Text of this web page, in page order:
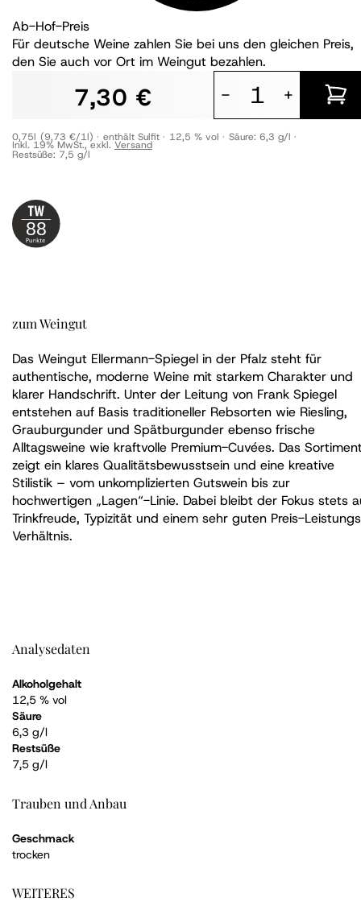
Ab-Hof-Preis
Für deutsche Weine zahlen Sie bei uns den gleichen Preis,
den Sie auch vor Ort im Weingut bezahlen.
7,30 €
Inkl. 19% MwSt.,exkl. Versand
- +
0,75l (9,73 €/1l) enthält Sulfit 12,5 % vol Säure: 6,3 g/l
Restsüße: 7,5 g/l
88
zum Weingut
Das Weingut Ellermann-Spiegel in der Pfalz steht für
authentische, moderne Weine mit starkem Charakter und
klarer Handschrift. Unter der Leitung von Frank Spiegel
entstehen auf Basis traditioneller Rebsorten wie Riesling,
Grauburgunder und Spätburgunder ebenso frische
Alltagsweine wie kraftvolle Premium-Cuvées. Das
zeigt ein klares Qualitätsbewusstsein und eine kreative
Stilistik – vom unkomplizierten Gutswein bis zur
hochwertigen „Lagen“-Linie. Dabei bleibt der Fokus stets
Trinkfreude, Typizität und einem sehr guten Preis-
Verhältnis.
Analysedaten
Alkoholgehalt
12,5 % vol
Säure
6,3 g/l
Restsüße
7,5 g/l
Trauben und Anbau
Geschmack
trocken
WEITERES